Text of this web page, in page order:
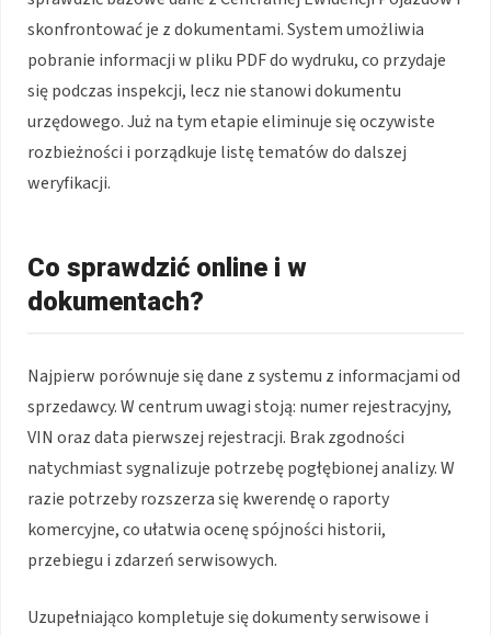
skonfrontować je z dokumentami. System umożliwia
pobranie informacji w pliku PDF do wydruku, co przydaje
się podczas inspekcji, lecz nie stanowi dokumentu
urzędowego. Już na tym etapie eliminuje się oczywiste
rozbieżności i porządkuje listę tematów do dalszej
weryfikacji.
Co sprawdzić online i w
dokumentach?
Najpierw porównuje się dane z systemu z informacjami od
sprzedawcy. W centrum uwagi stoją: numer rejestracyjny,
VIN oraz data pierwszej rejestracji. Brak zgodności
natychmiast sygnalizuje potrzebę pogłębionej analizy. W
razie potrzeby rozszerza się kwerendę o raporty
komercyjne, co ułatwia ocenę spójności historii,
przebiegu i zdarzeń serwisowych.
Uzupełniająco kompletuje się dokumenty serwisowe i